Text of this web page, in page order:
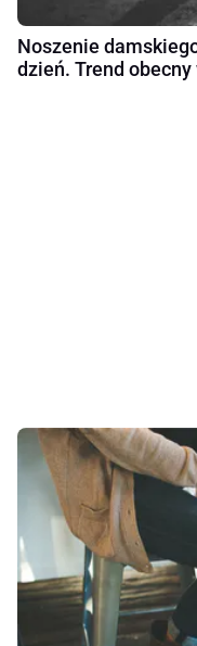
Noszenie
dzień. Trend